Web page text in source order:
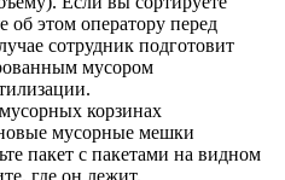
об этом оператору перед
сотрудник подготовит
мусором
корзинах
мусорные мешки
пакет с пакетами на видном
где он лежит.